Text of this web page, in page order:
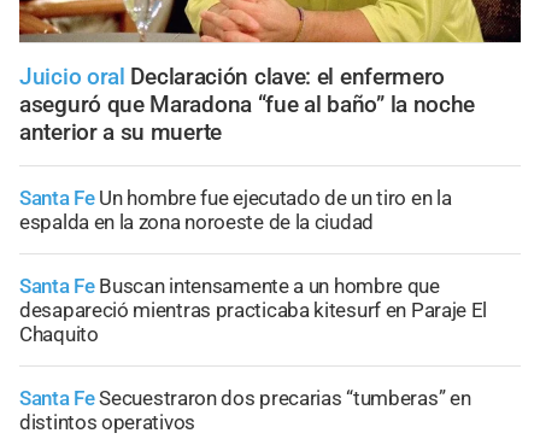
Juicio oral Declaración clave: el enfermero
aseguró que Maradona “fue al baño” la noche
anterior a su muerte
Santa Fe Un hombre fue ejecutado de un tiro en la
espalda en la zona noroeste de la ciudad
Santa Fe Buscan intensamente a un hombre que
desapareció mientras practicaba kitesurf en Paraje El
Chaquito
Santa FeSecuestraron dos precarias “tumberas” en
distintos operativos